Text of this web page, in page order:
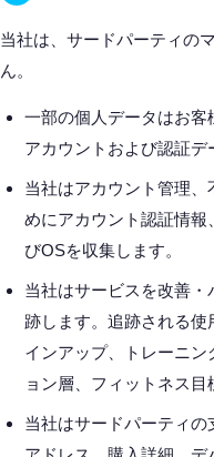
当社は、サードパーティの
ん。
一部の個人データはお
アカウントおよび認証デ
当社はアカウント管理
めにアカウント認証情報
びOSを収集します。
当社はサービスを改善
跡します。追跡される
インアップ、トレーニ
ョン層、フィットネス目
当社はサードパーティ